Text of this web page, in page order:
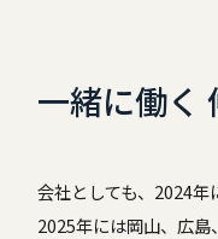
一緒に働く
会社としても、2024年
2025年には岡山、広島